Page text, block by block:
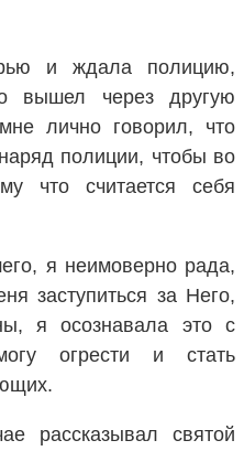
и ждала полицию,
вышел через другую
лично говорил, что
полиции, чтобы во
что считается себя
я неимоверно рада,
заступиться за Него,
я осознавала это с
огрести и стать
рассказывал святой